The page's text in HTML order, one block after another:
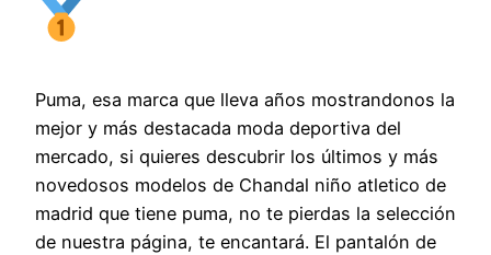
Puma, esa marca que lleva años mostrandonos la
mejor y más destacada moda deportiva del
mercado, si quieres descubrir los últimos y más
novedosos modelos de Chandal niño atletico de
madrid que tiene puma, no te pierdas la selección
de nuestra página, te encantará. El pantalón de